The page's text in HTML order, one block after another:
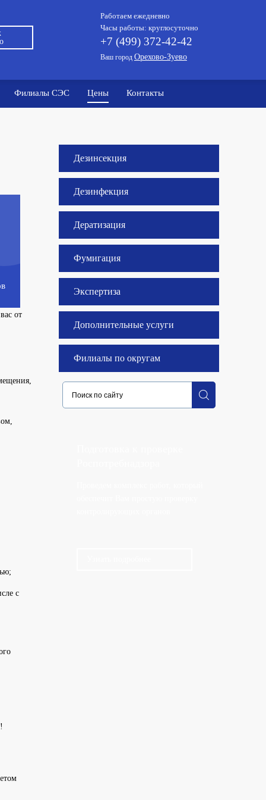
Работаем ежедневно
Часы работы: круглосуточно
+7 (499) 372-42-42
Ваш город Орехово-Зуево
Филиалы СЭС Цены Контакты
от
с
Дезинсекция
Дезинфекция
Дератизация
Фумигация
Экспертиза
Дополнительные услуги
Филиалы по округам